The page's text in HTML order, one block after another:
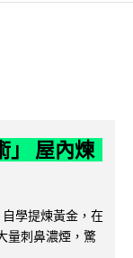
」 屋內煉
學提煉黃金，在
量刺鼻濃煙，驚